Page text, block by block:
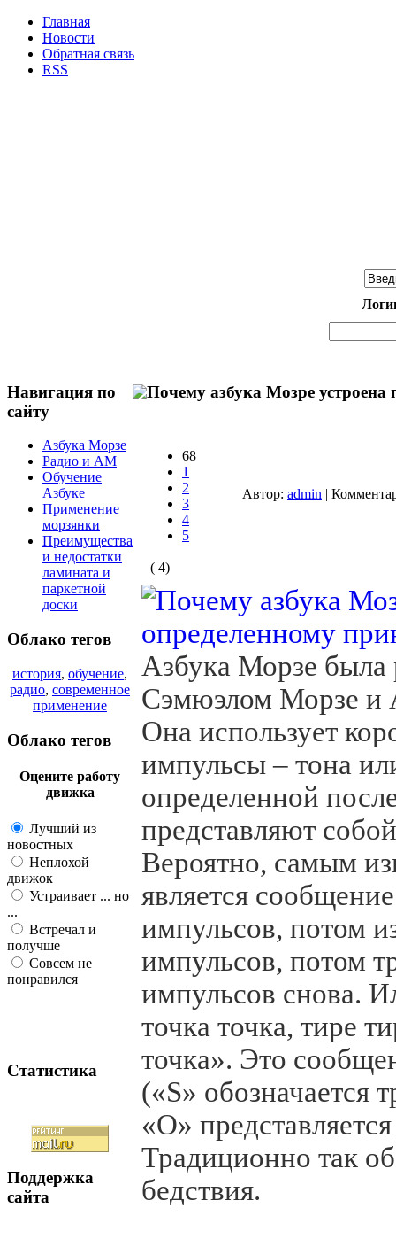
Главная
Новости
Обратная связь
RSS
Навигация по
сайту
Азбука Морзе
Радио и АМ
Обучение
Азбуке
Применение
морзянки
Преимущества
и недостатки
ламината и
паркетной
доски
Облако тегов
история, обучение,
радио, современное
применение
Облако тегов
Оцените работу
движка
Лучший из
новостных
Неплохой
движок
Устраивает ... но
...
Встречал и
получше
Совсем не
понравился
Статистика
Поддержка
сайта
Почему азбука Мозре
68
1
2
3
4
5
( 4)
Автор: admin |
Азбука Морзе была
Сэмюэлом Морзе и
Она использует
импульсы – тона
определенной
представляют
Вероятно, самым
является
импульсов, потом
импульсов, потом
импульсов снова.
точка точка, тире
точка». Это
(«S» обозначается
«O»
Традиционно так
бедствия.